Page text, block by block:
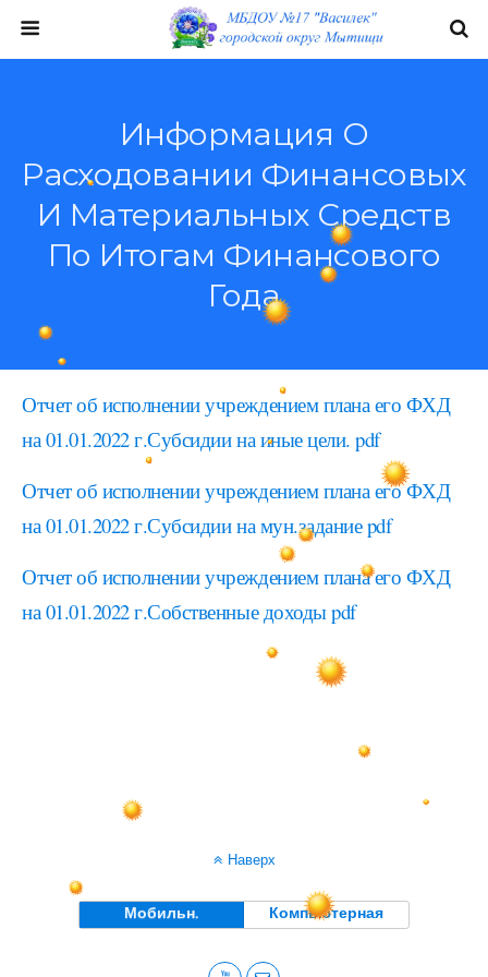
Информация О
Расходовании Финансовых
И Материальных Средств
По Итогам Финансового
Года
Отчет об исполнении учреждением плана его ФХД
на 01.01.2022 г.Субсидии на иные цели. pdf
Отчет об исполнении учреждением плана его ФХД
на 01.01.2022 г.Субсидии на мун.заданиеpdf
Отчет об исполнении учреждением плана его ФХД
на 01.01.2022 г.Собственные доходыpdf
Наверх
Мобильн. Компьютерная